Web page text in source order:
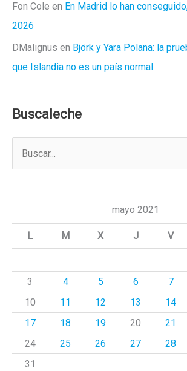
Fon Cole en En Madrid lo han
2026
DMalignus en Björk y Yara Polana: la
que Islandia no es un país normal
Buscaleche
a
mayo 2021
L M X J V
3
4 5 6 7
10
11 12 13 14
17
18 19 20 21
24
25 26 27 28
31